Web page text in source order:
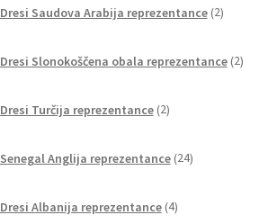
Dresi Saudova Arabija reprezentance 2izdelka
Dresi Slonokoščena obala reprezentance 2izdelka
Dresi Turčija reprezentance 2izdelka
Senegal Anglija reprezentance 24izdelkov
Dresi Albanija reprezentance 4izdelki